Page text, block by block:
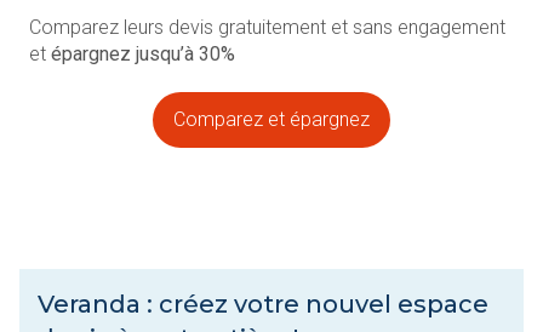
Comparez leurs devis gratuitement et sans engagement
et épargnez jusqu’à 30%
Comparez et épargnez
Veranda : créez votre nouvel espace